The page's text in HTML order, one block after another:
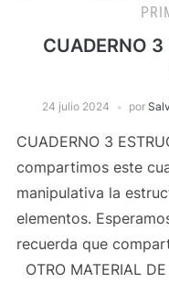
CUADERNO 3
24 julio 2024 por
CUADERNO 3
compartimos este
manipulativa la
elementos.
recuerda que
OTRO MATERIAL